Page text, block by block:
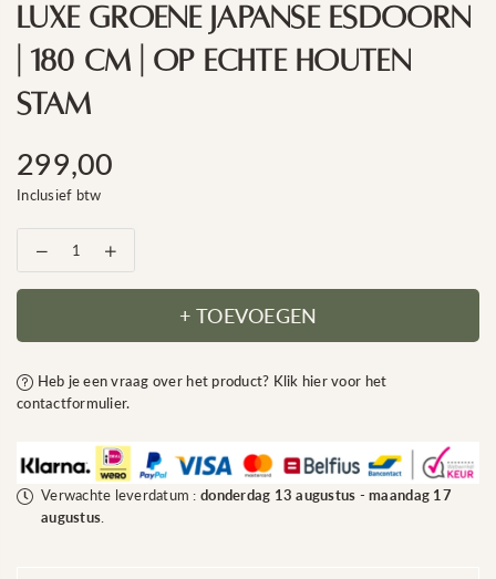
Luxe Groene Japanse Esdoorn
| 180 Cm | Op Echte Houten
Stam
Standaard
prijs
299,00
Inclusief btw
Aantal
verlagen
voor
Japanse
|
180
echte
houten
stam
Verhoog
het
aantal
Groene
Esdoorn
|
|
op
echte
+ TOEVOEGEN
Heb je een vraag over het product? Klik hier voor het
contactformulier.
Verwachte leverdatum : donderdag 13 augustus -maandag 17
augustus